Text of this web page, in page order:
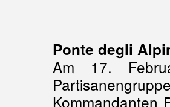
Ponte degli
Am 17.
Kommandanten